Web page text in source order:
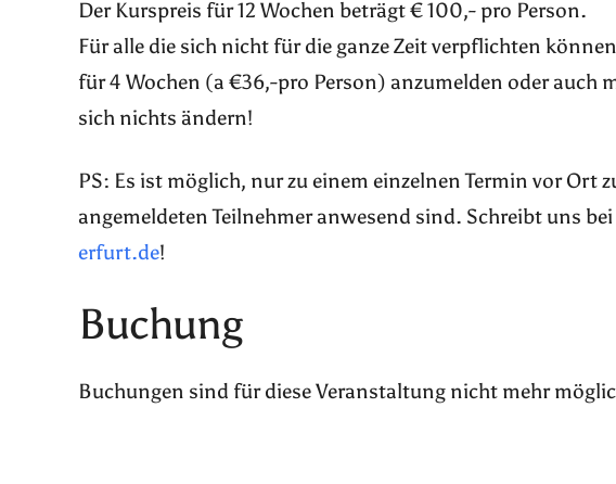
Der Kurspreis für 12 Wochen beträgt € 100,- pro Person.
Für alle die sich nicht für die ganze Zeit verpflichten
für 4 Wochen (a €36,-pro Person) anzumelden oder auch
sich nichts ändern!
PS: Es ist möglich, nur zu einem einzelnen Termin vor Ort
angemeldeten Teilnehmer anwesend sind. Schreibt uns
erfurt.de!
Buchung
Buchungen sind für diese Veranstaltung nicht mehr